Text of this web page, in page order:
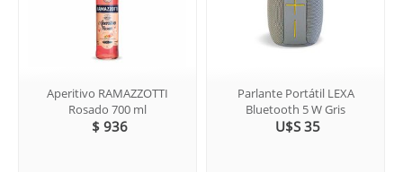
Aperitivo RAMAZZOTTI
Rosado 700 ml
$ 936
Parlante Portátil LEXA
Bluetooth 5 W Gris
U$S 35